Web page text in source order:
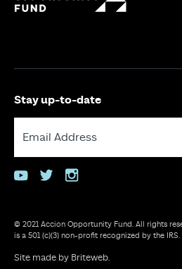
Stay up-to-date
youtubetwitterinstagram
© 2021 Accion Opportunity Fund. All rights
is a 501 (c)(3) non-profit recognized by the IRS.
Site made by Briteweb.